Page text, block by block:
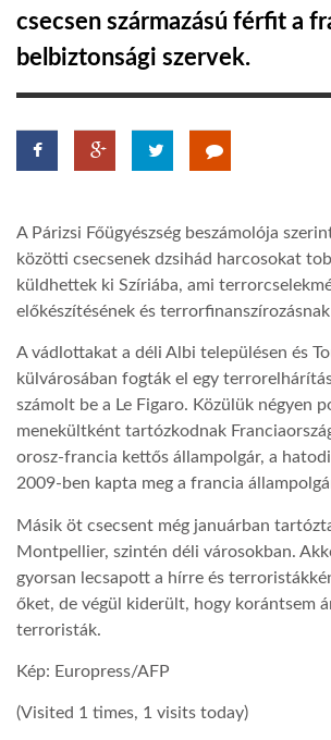
HÍR3D
GLOBOTV
AFRIKA TUDÁSTÁR
LINKTR.EE
GLOBOZSARU
DOBRAVERO.HU
csecsen származású férfit a
belbiztonsági szervek.
A Párizsi Főügyészség beszámolója
közötti csecsenek dzsihád harcosokat
küldhettek ki Szíriába, ami
előkészítésének és
A vádlottakat a déli Albi településen és
külvárosában fogták el egy
számolt be a Le Figaro. Közülük négyen
menekültként tartózkodnak
orosz-francia kettős állampolgár, a
2009-ben kapta meg a francia
Másik öt csecsent még januárban
Montpellier, szintén déli városokban.
gyorsan lecsapott a hírre és
őket, de végül kiderült, hogy korántsem
terroristák.
Kép: Europress/AFP
(Visited 1 times, 1 visits today)